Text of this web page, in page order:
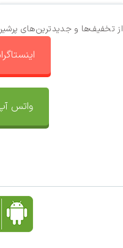
از تخفیف‌ها و جدیدترین‌های
واتس